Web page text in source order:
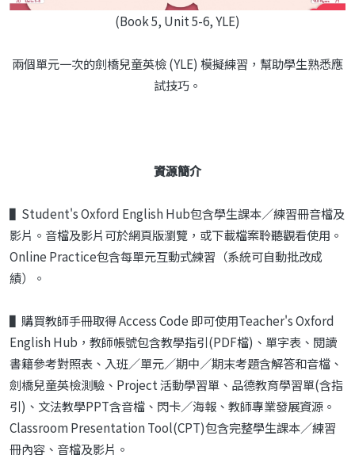
(Book 5, Unit 5-6, YLE)
兩個單元一次的劍橋兒童英檢 (YLE) 模擬練習，幫助學生熟悉應
試技巧。
資源簡介
▌Student's Oxford English Hub包含學生課本／練習冊音檔及
影片。音檔及影片可於網頁版瀏覽，或下載檔案聆聽觀看使用。
Online Practice包含每單元互動式練習（系統可自動批改成
績）。
▌購買教師手冊取得 Access Code 即可使用Teacher's Oxford
English Hub，教師帳號包含教學指引(PDF檔)、單字表、閱讀
書籍參考對照表、入班／單元／期中／期末考題含解答和音檔、
劍橋兒童英檢測驗、Project 活動學習單、品德教育學習單(含指
引)、文法教學PPT含音檔、閃卡／海報、教師專業發展資源。
Classroom Presentation Tool(CPT)包含完整學生課本／練習
冊內容、音檔及影片。